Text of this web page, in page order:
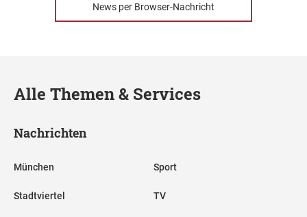
News per Browser-Nachricht
Alle Themen & Services
Nachrichten
München
Stadtviertel
Sport
TV